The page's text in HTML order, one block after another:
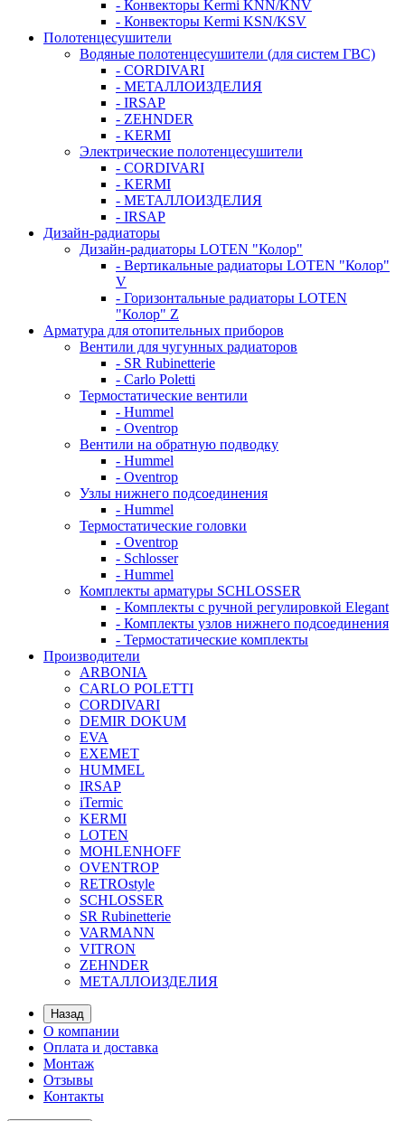
- Конвекторы Kermi KNN/KNV
- Конвекторы Kermi KSN/KSV
Полотенцесушители
Водяные полотенцесушители (для систем ГВС)
- CORDIVARI
- МЕТАЛЛОИЗДЕЛИЯ
- IRSAP
- ZEHNDER
- KERMI
Электрические полотенцесушители
- CORDIVARI
- KERMI
- МЕТАЛЛОИЗДЕЛИЯ
- IRSAP
Дизайн-радиаторы
Дизайн-радиаторы LOTEN "Колор"
- Вертикальные радиаторы LOTEN "Колор"
V
- Горизонтальные радиаторы LOTEN
"Колор" Z
Арматура для отопительных приборов
Вентили для чугунных радиаторов
- SR Rubinetterie
- Carlo Poletti
Термостатические вентили
- Hummel
- Oventrop
Вентили на обратную подводку
- Hummel
- Oventrop
Узлы нижнего подсоединения
- Hummel
Термостатические головки
- Oventrop
- Schlosser
- Hummel
Комплекты арматуры SCHLOSSER
- Комплекты с ручной регулировкой Elegant
- Комплекты узлов нижнего подсоединения
- Термостатические комплекты
Производители
ARBONIA
CARLO POLETTI
CORDIVARI
DEMIR DOKUM
EVA
EXEMET
HUMMEL
IRSAP
iTermic
KERMI
LOTEN
MOHLENHOFF
OVENTROP
RETROstyle
SCHLOSSER
SR Rubinetterie
VARMANN
VITRON
ZEHNDER
МЕТАЛЛОИЗДЕЛИЯ
Назад
О компании
Оплата и доставка
Монтаж
Отзывы
Контакты